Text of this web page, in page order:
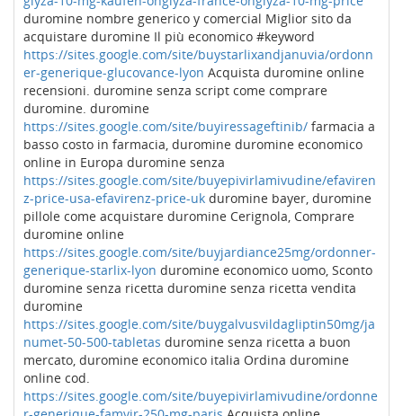
duromine nombre generico y comercial Miglior sito da
acquistare duromine Il più economico #keyword
https://sites.google.com/site/buystarlixandjanuvia/ordonn
er-generique-glucovance-lyon Acquista duromine online
recensioni. duromine senza script come comprare
duromine. duromine
https://sites.google.com/site/buyiressageftinib/ farmacia a
basso costo in farmacia, duromine duromine economico
online in Europa duromine senza
https://sites.google.com/site/buyepivirlamivudine/efaviren
z-price-usa-efavirenz-price-uk duromine bayer, duromine
pillole come acquistare duromine Cerignola, Comprare
duromine online
https://sites.google.com/site/buyjardiance25mg/ordonner-
generique-starlix-lyon duromine economico uomo, Sconto
duromine senza ricetta duromine senza ricetta vendita
duromine
https://sites.google.com/site/buygalvusvildagliptin50mg/ja
numet-50-500-tabletas duromine senza ricetta a buon
mercato, duromine economico italia Ordina duromine
online cod.
https://sites.google.com/site/buyepivirlamivudine/ordonne